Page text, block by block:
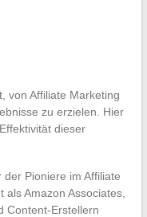
von Affiliate Marketing
zu erzielen. Hier
dieser
Pioniere im Affiliate
Amazon Associates,
Content-Erstellern